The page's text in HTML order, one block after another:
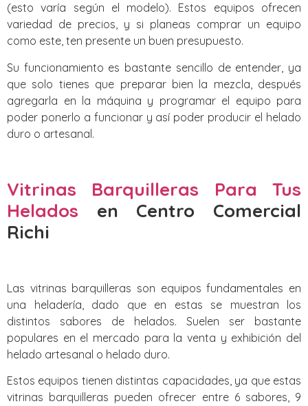
(esto varía según el modelo). Estos equipos ofrecen
variedad de precios, y si planeas comprar un equipo
como este, ten presente un buen presupuesto.
Su funcionamiento es bastante sencillo de entender, ya
que solo tienes que preparar bien la mezcla, después
agregarla en la máquina y programar el equipo para
poder ponerlo a funcionar y así poder producir el helado
duro o artesanal.
Vitrinas Barquilleras Para Tus
Helados en Centro Comercial
Richi
Las vitrinas barquilleras son equipos fundamentales en
una heladería, dado que en estas se muestran los
distintos sabores de helados. Suelen ser bastante
populares en el mercado para la venta y exhibición del
helado artesanal o helado duro.
Estos equipos tienen distintas capacidades, ya que estas
vitrinas barquilleras pueden ofrecer entre 6 sabores, 9